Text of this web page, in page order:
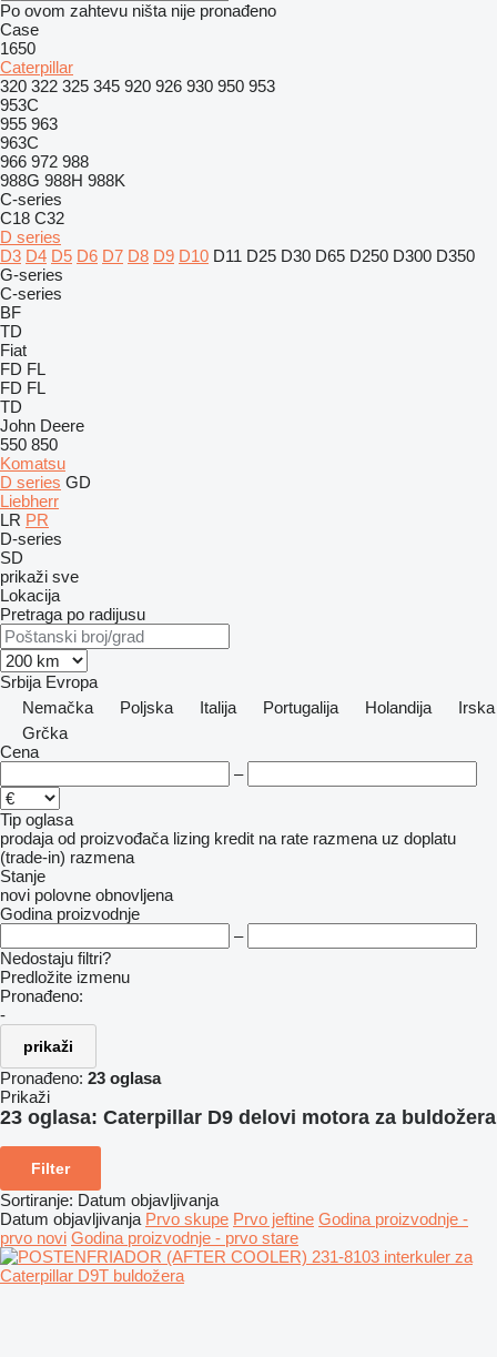
Po ovom zahtevu ništa nije pronađeno
Case
1650
Caterpillar
320 322 325 345 920 926 930 950 953
953C
955 963
963C
966 972 988
988G 988H 988K
C-series
C18 C32
D series
D3 D4 D5 D6 D7 D8 D9 D10 D11 D25 D30 D65 D250 D300 D350
G-series
C-series
BF
TD
Fiat
FD FL
FD FL
TD
John Deere
550 850
Komatsu
D series GD
Liebherr
LR PR
D-series
SD
prikaži sve
Lokacija
Pretraga po radijusu
Srbija Evropa
Nemačka
Poljska Italija Portugalija Holandija
Irska
Grčka
Cena
–
Tip oglasa
prodaja od proizvođača lizing kredit na rate razmena uz doplatu
(trade-in) razmena
Stanje
novi polovne obnovljena
Godina proizvodnje
–
Nedostaju filtri?
Predložite izmenu
Pronađeno:
-
prikaži
Pronađeno: 23 oglasa
Prikaži
23 oglasa: Caterpillar D9 delovi motora za buldožera
Filter
Sortiranje: Datum objavljivanja
Datum objavljivanja Prvo skupe Prvo jeftine Godina proizvodnje -
prvo novi Godina proizvodnje - prvo stare